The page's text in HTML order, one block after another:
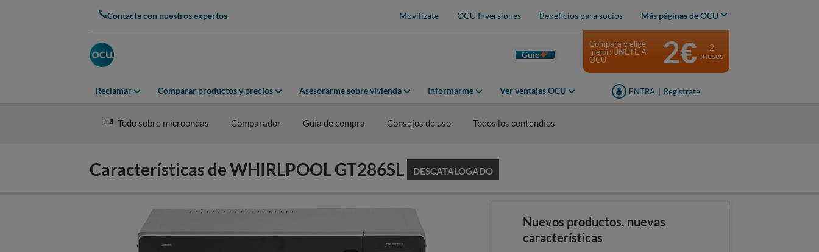
Contacta con nuestros expertos Movilízate OCU Inversiones Beneficios para socios Más páginas de OCU
Guio
Reclamar Comparar productos y precios Asesorarme sobre vivienda Informarme Ver ventajas OCU ENTRA Regístrate
Compara y elige
mejor: ÚNETE A
OCU
2€
2
meses
Todo sobre microondas Comparador Guía de compra Consejos de uso Todos los contendios
Características de WHIRLPOOL GT286SL DESCATALOGADO
Nuevos productos, nuevas
características